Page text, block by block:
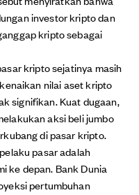
investor kripto dan
kripto sebagai
kripto sejatinya masih
nilai aset kripto
signifikan. Kuat dugaan,
aksi beli jumbo
di pasar kripto.
pasar adalah
ke depan. Bank Dunia
pertumbuhan